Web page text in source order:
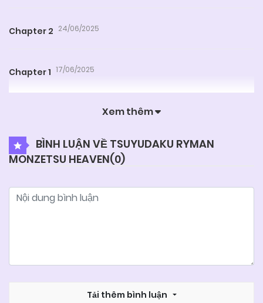
Chapter 2 24/06/2025
Chapter 1 17/06/2025
Xem thêm
BÌNH LUẬN VỀ TSUYUDAKU RYMAN
MONZETSU HEAVEN(0)
Tải thêm bình luận